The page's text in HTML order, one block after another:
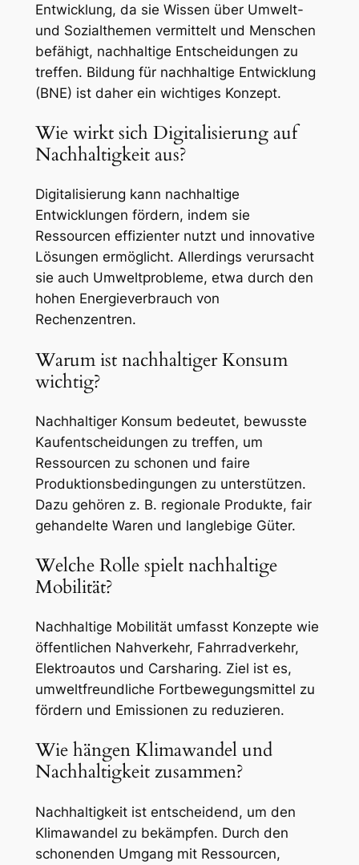
Entwicklung, da sie Wissen über Umwelt-
und Sozialthemen vermittelt und Menschen
befähigt, nachhaltige Entscheidungen zu
treffen. Bildung für nachhaltige Entwicklung
(BNE) ist daher ein wichtiges Konzept.
Wie wirkt sich Digitalisierung auf
Nachhaltigkeit aus?
Digitalisierung kann nachhaltige
Entwicklungen fördern, indem sie
Ressourcen effizienter nutzt und innovative
Lösungen ermöglicht. Allerdings verursacht
sie auch Umweltprobleme, etwa durch den
hohen Energieverbrauch von
Rechenzentren.
Warum ist nachhaltiger Konsum
wichtig?
Nachhaltiger Konsum bedeutet, bewusste
Kaufentscheidungen zu treffen, um
Ressourcen zu schonen und faire
Produktionsbedingungen zu unterstützen.
Dazu gehören z. B. regionale Produkte, fair
gehandelte Waren und langlebige Güter.
Welche Rolle spielt nachhaltige
Mobilität?
Nachhaltige Mobilität umfasst Konzepte wie
öffentlichen Nahverkehr, Fahrradverkehr,
Elektroautos und Carsharing. Ziel ist es,
umweltfreundliche Fortbewegungsmittel zu
fördern und Emissionen zu reduzieren.
Wie hängen Klimawandel und
Nachhaltigkeit zusammen?
Nachhaltigkeit ist entscheidend, um den
Klimawandel zu bekämpfen. Durch den
schonenden Umgang mit Ressourcen,